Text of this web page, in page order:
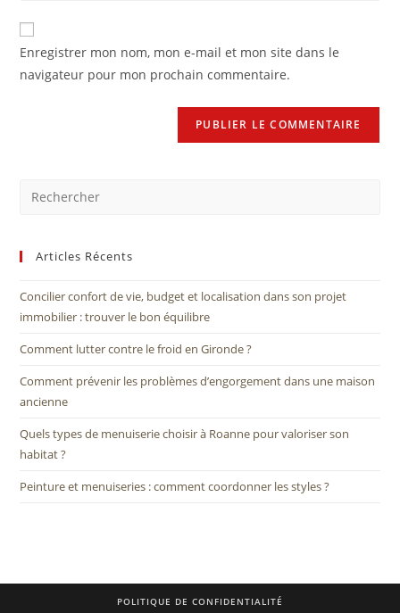
Enregistrer mon nom, mon e-mail et mon site dans le
navigateur pour mon prochain commentaire.
Articles Récents
Concilier confort de vie, budget et localisation dans son projet
immobilier : trouver le bon équilibre
Comment lutter contre le froid en Gironde ?
Comment prévenir les problèmes d’engorgement dans une maison
ancienne
Quels types de menuiserie choisir à Roanne pour valoriser son
habitat ?
Peinture et menuiseries : comment coordonner les styles ?
POLITIQUE DE CONFIDENTIALITÉ